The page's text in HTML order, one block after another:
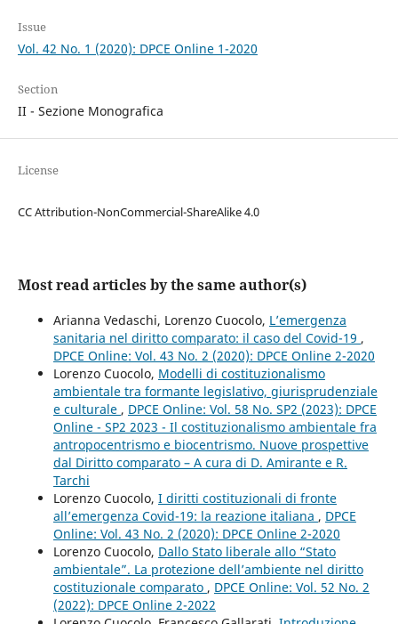
Issue
Vol. 42 No. 1 (2020): DPCE Online 1-2020
Section
II - Sezione Monografica
License
CC Attribution-NonCommercial-ShareAlike 4.0
Most read articles by the same author(s)
Arianna Vedaschi, Lorenzo Cuocolo, L’emergenza
sanitaria nel diritto comparato: il caso del Covid-19 ,
DPCE Online: Vol. 43 No. 2 (2020): DPCE Online 2-2020
Lorenzo Cuocolo, Modelli di costituzionalismo
ambientale tra formante legislativo, giurisprudenziale
e culturale , DPCE Online: Vol. 58 No. SP2 (2023): DPCE
Online - SP2 2023 - Il costituzionalismo ambientale fra
antropocentrismo e biocentrismo. Nuove prospettive
dal Diritto comparato – A cura di D. Amirante e R.
Tarchi
Lorenzo Cuocolo, I diritti costituzionali di fronte
all’emergenza Covid-19: la reazione italiana , DPCE
Online: Vol. 43 No. 2 (2020): DPCE Online 2-2020
Lorenzo Cuocolo, Dallo Stato liberale allo “Stato
ambientale”. La protezione dell’ambiente nel diritto
costituzionale comparato , DPCE Online: Vol. 52 No. 2
(2022): DPCE Online 2-2022